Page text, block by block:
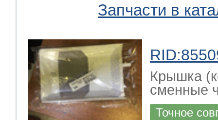
Запчасти в
Крышка
сменные
Точное